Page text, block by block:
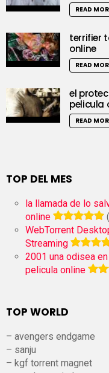
READ
terrifier
online
READ
el
pelicula
READ
TOP DEL MES
la llamada de lo
online
WebTorrent
Streaming
2001 una odisea
pelicula online
TOP WORLD
– avengers endgame
– sanju
– kgf torrent magnet